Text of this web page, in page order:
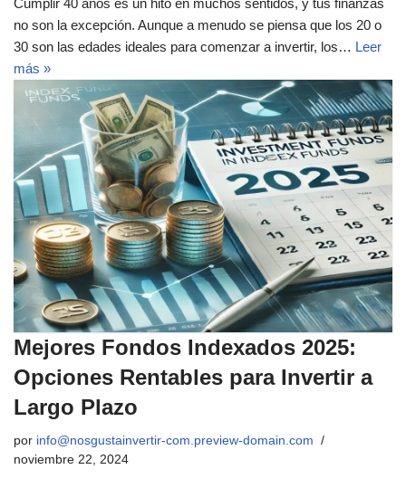
Cumplir 40 años es un hito en muchos sentidos, y tus finanzas
no son la excepción. Aunque a menudo se piensa que los 20 o
30 son las edades ideales para comenzar a invertir, los… Leer
más »
Mejores Fondos Indexados 2025:
Opciones Rentables para Invertir a
Largo Plazo
por info@nosgustainvertir-com.preview-domain.com
noviembre 22, 2024